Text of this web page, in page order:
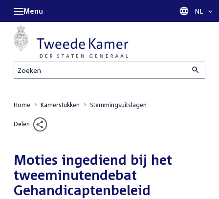
Zoeken
Menu Taal
NL
Home Kamerstukken Stemmingsuitslagen
Delen
Moties ingediend bij het
tweeminutendebat
Gehandicaptenbeleid